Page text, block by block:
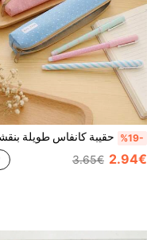
%19-
2.94€
3.65€